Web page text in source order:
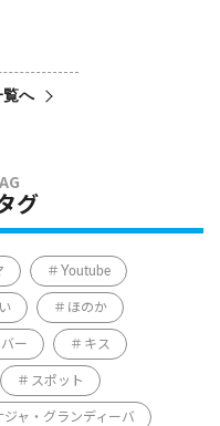
覧へ
グ
Youtube
ほのか
ー キス
スポット
ジャ・グランディーバ